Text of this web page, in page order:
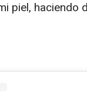
piel, haciendo